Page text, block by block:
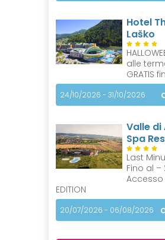
Hotel
Laško
alle
GRATIS
24/10/2026 - 31/10/2026
Valle di
Spa
Last
Fino al –
Accesso
EDITION
20/07/2026 - 06/08/2026